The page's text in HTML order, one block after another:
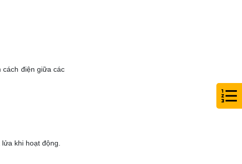
cách điện giữa các
khi hoạt động.